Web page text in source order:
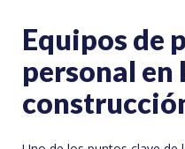
Equipos de
personal en